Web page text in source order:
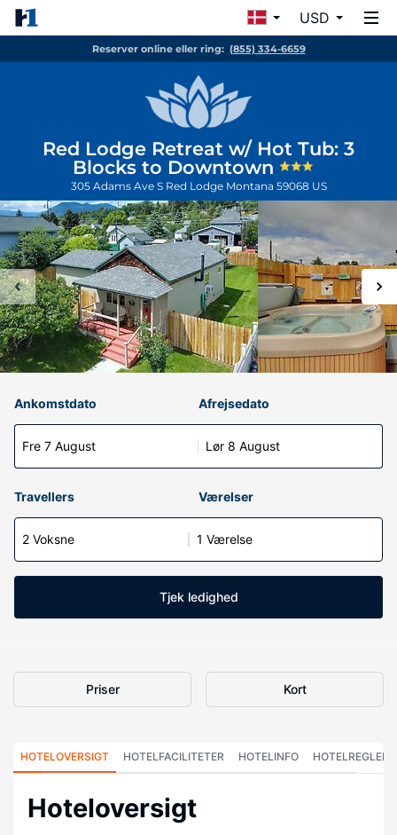
USD
Reserver online eller ring: (855) 334-6659
Red Lodge Retreat w/ Hot Tub: 3
Blocks to Downtown
305 Adams Ave S Red Lodge Montana 59068 US
Ankomstdato
Fre 7 August
Afrejsedato
Lør 8 August
Travellers Værelser
2 Voksne 1 Værelse
Tjek ledighed
Priser Kort
HOTELOVERSIGT HOTELFACILITETER HOTELINFO HOTELREGLER
Hoteloversigt